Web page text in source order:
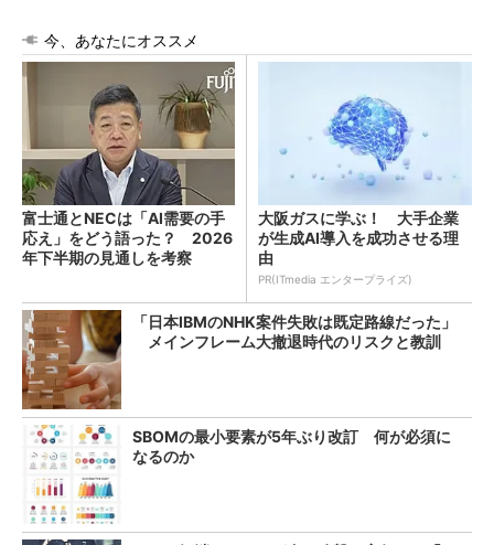
今、あなたにオススメ
富士通とNECは「AI需要の手
応え」をどう語った？ 2026
年下半期の見通しを考察
大阪ガスに学ぶ！ 大手企業
が生成AI導入を成功させる理
由
PR(ITmedia エンタープライズ)
「日本IBMのNHK案件失敗は既定路線だった」
メインフレーム大撤退時代のリスクと教訓
SBOMの最小要素が5年ぶり改訂 何が必須に
なるのか